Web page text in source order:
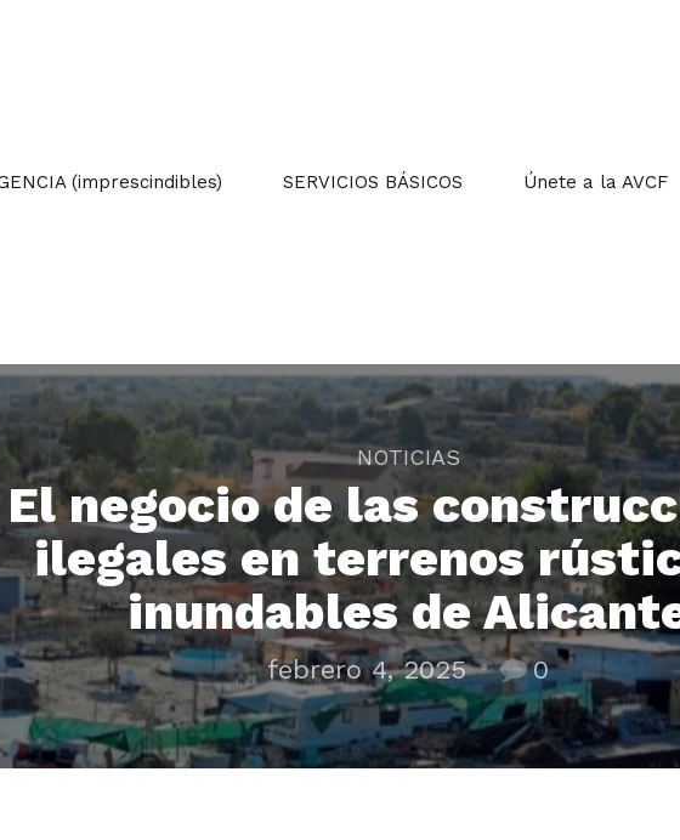
(imprescindibles) SERVICIOS BÁSICOS Únete a la AVCF
NOTICIAS
El negocio de las
ilegales en terrenos
inundables de
febrero 4, 2025 0